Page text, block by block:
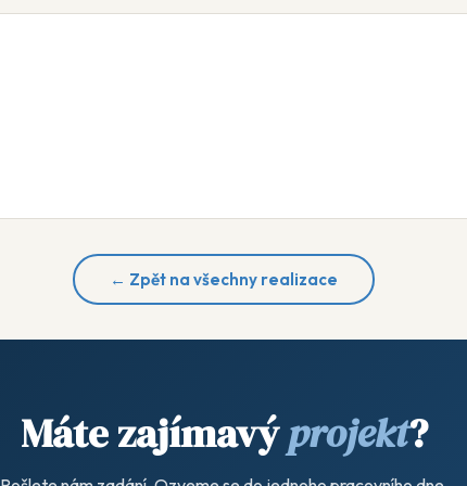
← Zpět na všechny realizace
Máte zajímavýprojekt?